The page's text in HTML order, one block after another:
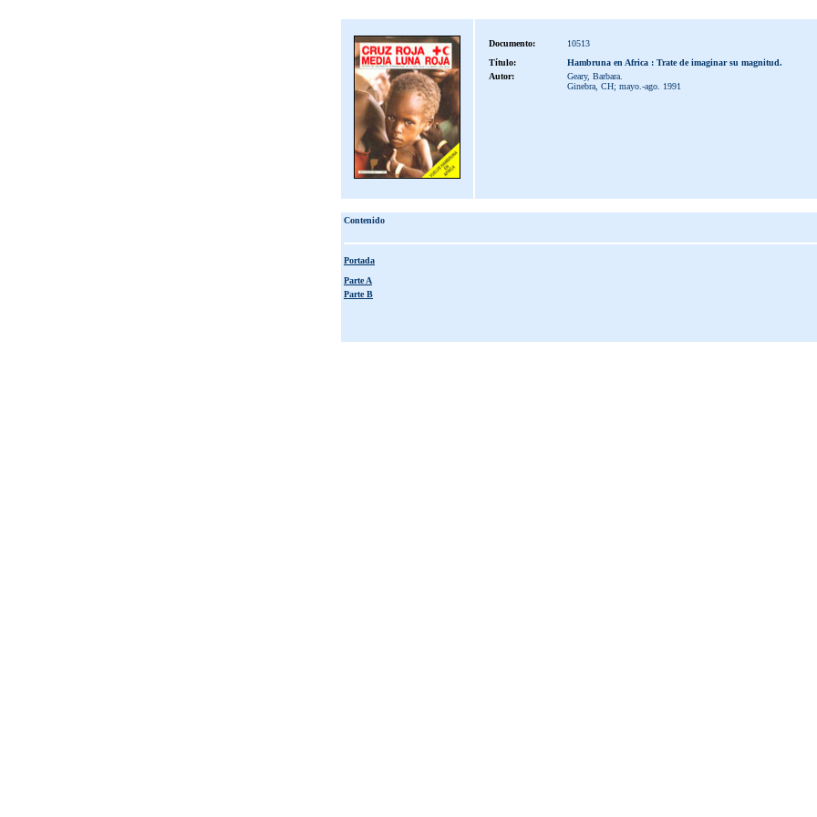
Documento:
10513
Título:
Hambruna en Africa : Trate de imaginar su magnitud.
Autor:
Geary, Barbara.
Ginebra, CH; mayo.-ago. 1991
Contenido
Portada
Parte A
Parte B